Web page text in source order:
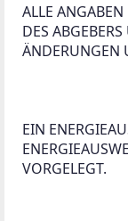
ALLE
DES
ÄNDERUNGEN
EIN
VORGELEGT.